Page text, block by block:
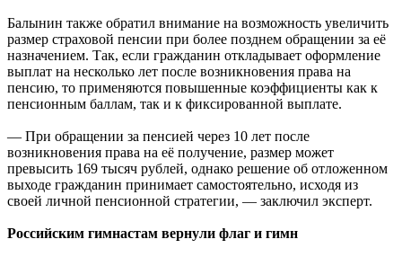
Балынин также обратил внимание на возможность увеличить
размер страховой пенсии при более позднем обращении за её
назначением. Так, если гражданин откладывает оформление
выплат на несколько лет после возникновения права на
пенсию, то применяются повышенные коэффициенты как к
пенсионным баллам, так и к фиксированной выплате.
— При обращении за пенсией через 10 лет после
возникновения права на её получение, размер может
превысить 169 тысяч рублей, однако решение об отложенном
выходе гражданин принимает самостоятельно, исходя из
своей личной пенсионной стратегии, — заключил эксперт.
Российским гимнастам вернули флаг и гимн